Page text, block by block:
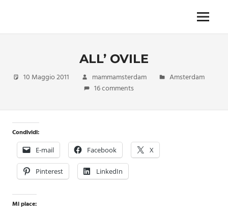
content
imprescindibile,
da
formato
monodose
nuova
confezione
migliorata
Menu
ALL’ OVILE
10 Maggio 2011 mammamsterdam
Amsterdam
16 comments
Condividi:
E-mail Facebook X
Pinterest LinkedIn
Mi piace: